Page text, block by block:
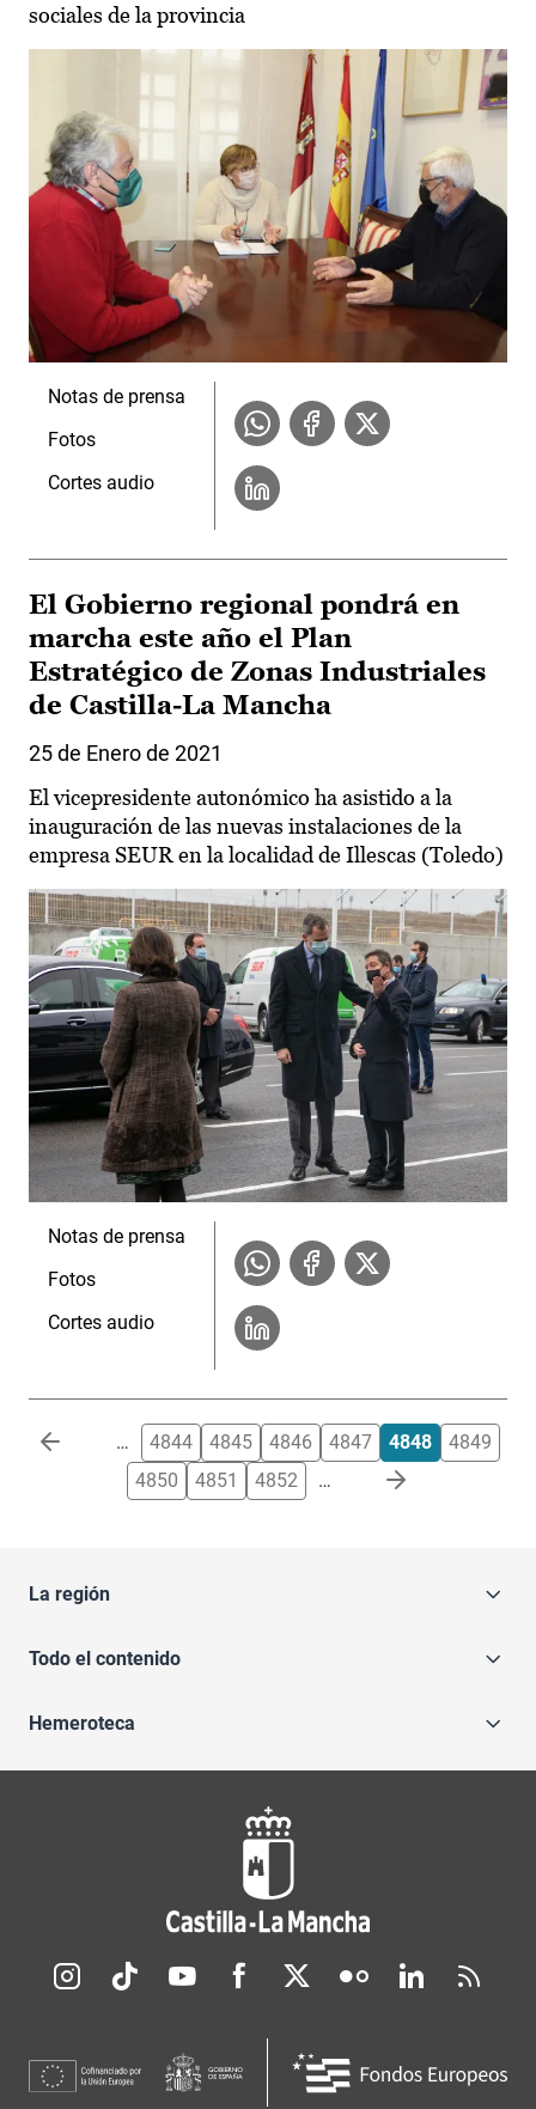
sociales de la provincia
Notas de prensa
Fotos
Cortes audio
El Gobierno regional pondrá en
marcha este año el Plan
Estratégico de Zonas Industriales
de Castilla-La Mancha
25 de Enero de 2021
El vicepresidente autonómico ha asistido a la
inauguración de las nuevas instalaciones de la
empresa SEUR en la localidad de Illescas (Toledo)
Notas de prensa
Fotos
Cortes audio
Paginación … 4844 4845 4846 4847 4848
4849
4850
4851 4852 …
La región
Todo el contenido
Hemeroteca
Redes sociales JCCM